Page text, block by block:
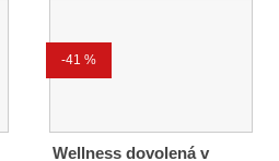
-41 %
Wellness dovolená v